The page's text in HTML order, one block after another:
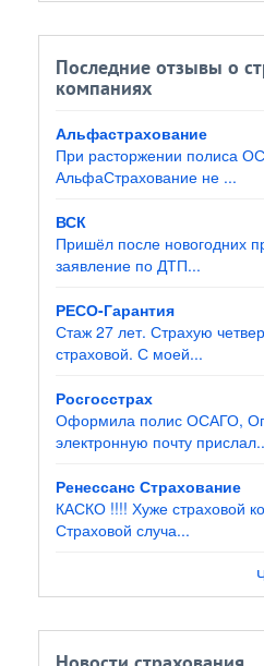
Последние отзывы о
компаниях
Альфастрахование
При расторжении полиса
АльфаСтрахование не ...
ВСК
Пришёл после новогодних
заявление по ДТП...
РЕСО-Гарантия
Стаж 27 лет. Страхую
страховой. С моей...
Росгосстрах
Оформила полис ОСАГО,
электронную почту
Ренессанс Страхование
КАСКО !!!! Хуже страховой
Страховой случа...